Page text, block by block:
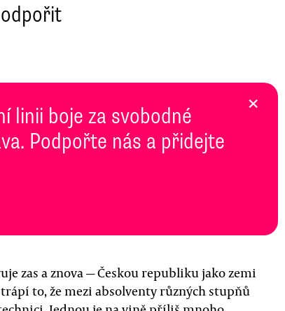
linii boje za svobodné
Podpořte nás a přidejte
×
zas a znova — Českou republiku jako zemi
to, že mezi absolventy různých stupňů